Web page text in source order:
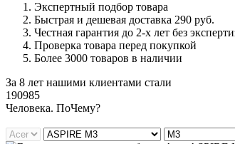
Экспертный подбор товара
Быстрая и дешевая доставка 290 руб.
Честная гарантия до 2-х лет без
Проверка товара перед покупкой
Более 3000 товаров в наличии
За 8 лет нашими клиентами стали
190985
Человека. ПоЧему?